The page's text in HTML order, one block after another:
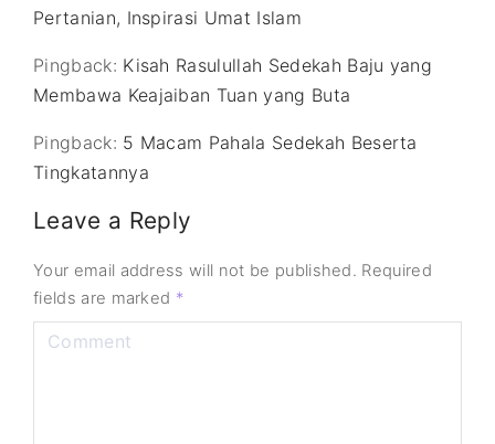
Pertanian, Inspirasi Umat Islam
Pingback: Kisah Rasulullah Sedekah Baju yang
Membawa Keajaiban Tuan yang Buta
Pingback: 5 Macam Pahala Sedekah Beserta
Tingkatannya
Leave a Reply
Your email address will not be published. Required
fields are marked *